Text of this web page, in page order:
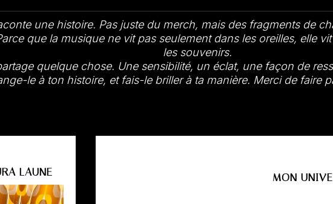
une histoire. Pas juste du merch, mais des fragments de
que la musique ne vit pas seulement dans les oreilles, elle
les souvenirs.
quelque chose. Une sensibilité, un éclat, une façon de
le à ton histoire, et fais-le briller à ta manière. Merci de faire
LAUNE MON